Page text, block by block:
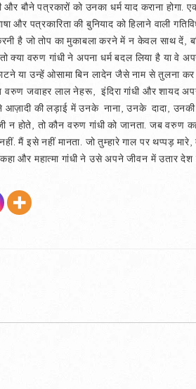
बौने पत्रकारों को उनका धर्म याद कराना
पत्रकारिता की बुनियाद को हिलाने वाली
है जो तोप का मुकाबला करने में न केवल साथ
क्या वरुण गांधी ने अपना धर्म बदल लिया है या वे
या उन्हें ओसामा बिन लादेन जैसे नाम से तुलना
जवाहर लाल नेहरू, इंदिरा गांधी और शायद
आज़ादी की लड़ाई में उनके नाना, उनके दादा,
न होते, तो कौन वरुण गांधी को जानता. जब वरुण
मैं इसे नहीं मानता. जो तुम्हारे गाल पर थप्पड़
और महात्मा गांधी ने उसे अपने जीवन में उतार देश में